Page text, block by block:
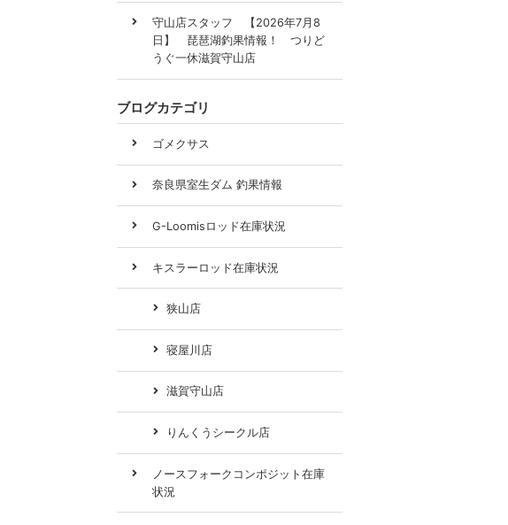
守山店スタッフ 【2026年7月8
日】 琵琶湖釣果情報！ つりど
うぐ一休滋賀守山店
ブログカテゴリ
ゴメクサス
奈良県室生ダム 釣果情報
G-Loomisロッド在庫状況
キスラーロッド在庫状況
狭山店
寝屋川店
滋賀守山店
りんくうシークル店
ノースフォークコンポジット在庫
状況